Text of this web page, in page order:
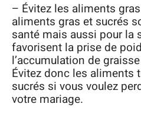
– Évitez les aliments
aliments gras et sucrés
santé mais aussi pour la
favorisent la prise de
l’accumulation de
Évitez donc les aliments
sucrés si vous voulez
votre mariage.